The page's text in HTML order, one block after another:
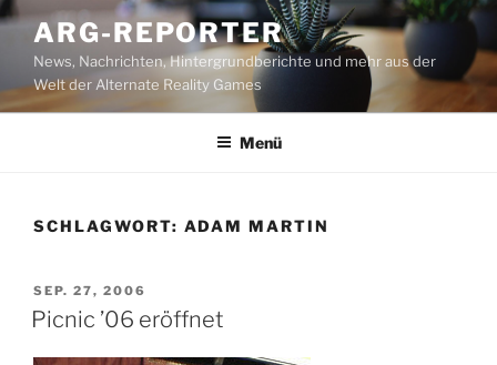
Zum
Inhalt
springen
ARG-REPORTER
News, Nachrichten, Hintergrundberichte und mehr aus der
Welt der Alternate Reality Games
Menü
SCHLAGWORT: ADAM MARTIN
VERÖFFENTLICHT
AM
SEP. 27, 2006
Picnic ’06 eröffnet